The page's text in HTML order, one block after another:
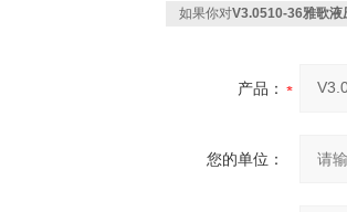
如果你对V3.0510-36雅歌液
产品：
您的单位：